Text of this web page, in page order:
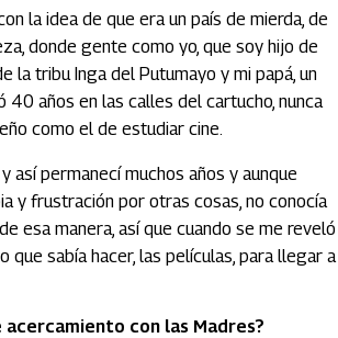
la idea de que era un país de mierda, de
donde gente como yo, que soy hijo de
la tribu Inga del Putumayo y mi papá, un
40 años en las calles del cartucho, nunca
como el de estudiar cine.
así permanecí muchos años y aunque
y frustración por otras cosas, no conocía
esa manera, así que cuando se me reveló
que sabía hacer, las películas, para llegar a
acercamiento con las Madres?